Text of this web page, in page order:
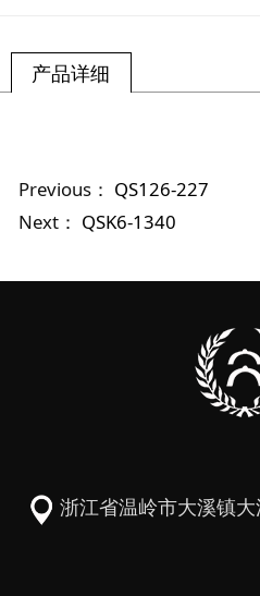
产品详细
Previous： QS126-227
Next： QSK6-1340
浙江省温岭市大溪镇大